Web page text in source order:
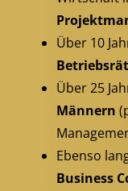
Über 10
Über 25
Männern
Ebenso
Business